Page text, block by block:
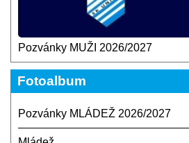
Pozvánky MUŽI 2026/2027
Fotoalbum
Pozvánky MLÁDEŽ 2026/2027